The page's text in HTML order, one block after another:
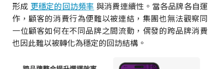
形成 更穩定的回訪頻率 與消費連續性。當各品牌各自運
作，顧客的消費行為便難以被連結，集團也無法觀察同
一位顧客如何在不同品牌之間流動，偶發的跨品牌消費
也因此難以被轉化為穩定的回訪結構。